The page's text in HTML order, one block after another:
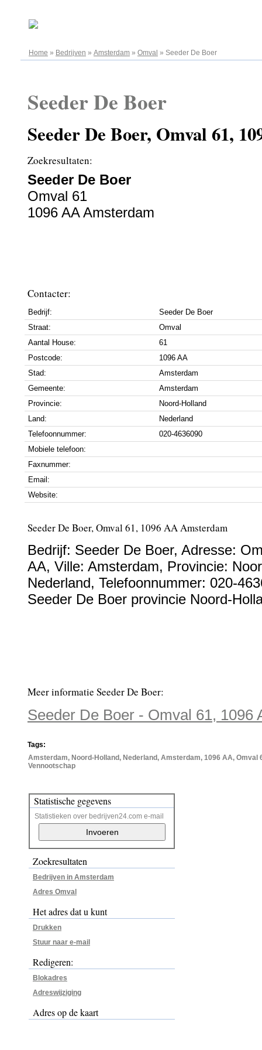
Home » Bedrijven » Amsterdam » Omval » Seeder De Boer
Seeder De Boer
Seeder De Boer, Omval 61,
Zoekresultaten:
Seeder De Boer
Omval 61
1096 AA Amsterdam
Contacter:
Bedrijf:
Seeder De Boer
Straat:
Omval
Aantal House:
61
Postcode:
1096 AA
Stad:
Amsterdam
Gemeente:
Amsterdam
Provincie:
Noord-Holland
Land:
Nederland
Telefoonnummer:
020-4636090
Mobiele telefoon:
Faxnummer:
Email:
Website:
Seeder De Boer, Omval 61, 1096 AA Amsterdam
Bedrijf: Seeder De Boer, Adresse:
AA, Ville: Amsterdam, Provincie:
Nederland, Telefoonnummer: 020-
Seeder De Boer provincie Noord-
Meer informatie Seeder De Boer:
Seeder De Boer - Omval 61, 1096
Tags:
Amsterdam, Noord-Holland, Nederland, Amsterdam, 1096 AA, Omval
Vennootschap
Statistische gegevens
Statistieken over bedrijven24.com e-mail
Zoekresultaten
Bedrijven in Amsterdam
Adres Omval
Het adres dat u kunt
Drukken
Stuur naar e-mail
Redigeren:
Blokadres
Adreswijziging
Adres op de kaart